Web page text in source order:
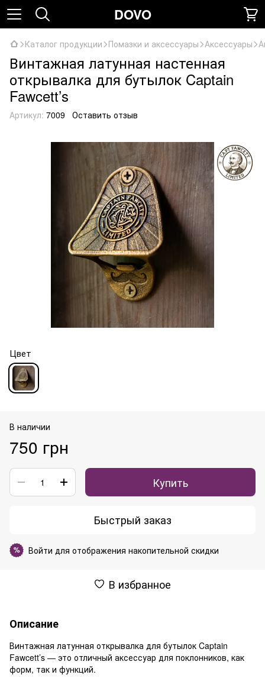
DOVO
Каталог продукции Помазки и аксессуары Аксессуары
Винтажная латунная настенная
открывалка для бутылок Captain
Fawcett’s
Артикул: 7009 Оставить отзыв
Цвет
В наличии
750 грн
Купить
Быстрый заказ
% Войти для отображения накопительной скидки
В избранное
Описание
Винтажная латунная открывалка для бутылок Captain
Fawcett’s — это отличный аксессуар для поклонников, как
форм, так и функций.